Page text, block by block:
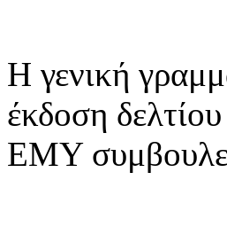
Η γενική
έκδοση
ΕΜΥ